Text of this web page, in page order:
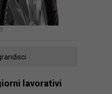
lavorativi